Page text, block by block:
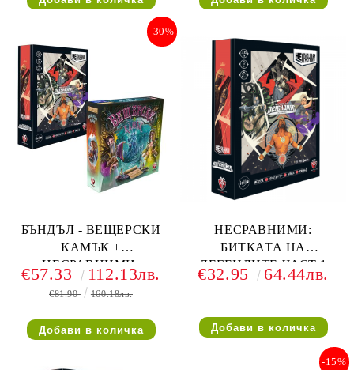
СТЪПКА
СТЪПКА +
И МЪГЛИ
БЪНДЪЛ - ВЕЩЕРСКИ
КАМЪК +
НЕСРАВНИМИ:
БИТКАТА НА
ЛЕГЕНДИТЕ ЧАСТ 1
-30%
€57.33 112.13лв.
€81.90 160.18лв.
НЕСРАВНИМИ:
БИТКАТА НА
ЛЕГЕНДИТЕ ЧАСТ 1
€32.95 64.44лв.
-15%